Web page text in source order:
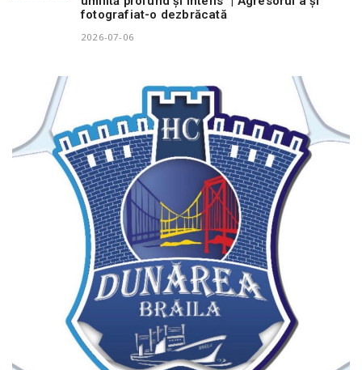
fotografiat-o dezbrăcată
2026-07-06